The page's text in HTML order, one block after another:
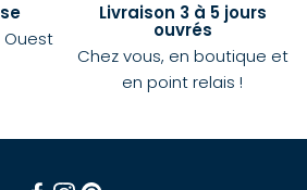
Ouest
Livraison 3 à 5 jours
ouvrés
Chez vous, en boutique et
en point relais !